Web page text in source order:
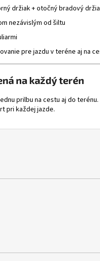
držiak + otočný bradový
nezávislým od šiltu
pre jazdu v teréne aj na
na každý terén
prilbu na cestu aj do
pri každej jazde.